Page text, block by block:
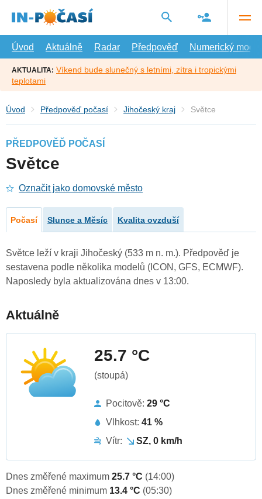
hlavní
Úvod
Aktuálně Radar Předpověď Numerický model
AKTUALITA: Víkend bude slunečný s letními, zítra i tropickými
teplotami
Úvod Předpověď počasí Jihočeský kraj Světce
PŘEDPOVĚĎ POČASÍ
Světce
Označit jako domovské město
Počasí Slunce a Měsíc Kvalita ovzduší
Světce leží v kraji Jihočeský (533 m n. m.). Předpověď je
sestavena podle několika modelů (ICON, GFS, ECMWF).
Naposledy byla aktualizována dnes v 13:00.
Aktuálně
25.7 °C
(stoupá)
Pocitově: 29 °C
Vlhkost: 41 %
Vítr:
SZ, 0 km/h
Dnes změřené maximum 25.7 °C (14:00)
Dnes změřené minimum 13.4 °C (05:30)